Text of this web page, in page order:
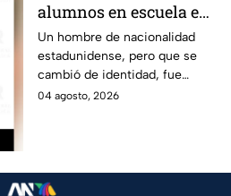
alumnos en escuela en
Azcapotzalco y recibe
16 años de sentencia
Un hombre de nacionalidad
estadunidense, pero que se
cambió de identidad, fue
sentenciado por haber
04 agosto, 2026